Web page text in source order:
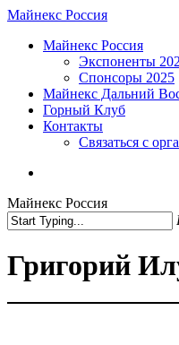
Skip
main
Майнекс Россия
Menu
Майнекс Россия
Экспоненты
Спонсоры 2025
Майнекс Дальний
Горный Клуб
Контакты
Связаться с
Майнекс Россия
Search
Григорий